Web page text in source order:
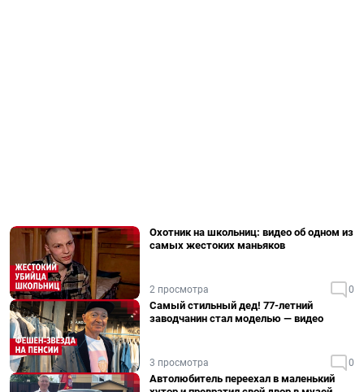
Охотник на школьниц: видео об одном из
самых жестоких маньяков
2 просмотра 0
Самый стильный дед! 77-летний
заводчанин стал моделью — видео
3 просмотра 0
Автолюбитель переехал в маленький